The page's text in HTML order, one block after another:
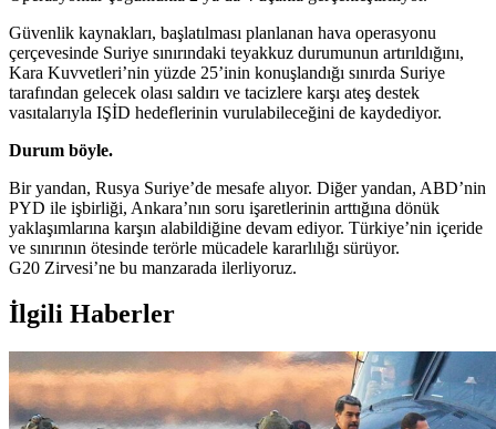
Güvenlik kaynakları, başlatılması planlanan hava operasyonu
çerçevesinde Suriye sınırındaki teyakkuz durumunun artırıldığını,
Kara Kuvvetleri’nin yüzde 25’inin konuşlandığı sınırda Suriye
tarafından gelecek olası saldırı ve tacizlere karşı ateş destek
vasıtalarıyla IŞİD hedeflerinin vurulabileceğini de kaydediyor.
Durum böyle.
Bir yandan, Rusya Suriye’de mesafe alıyor. Diğer yandan, ABD’nin
PYD ile işbirliği, Ankara’nın soru işaretlerinin arttığına dönük
yaklaşımlarına karşın alabildiğine devam ediyor. Türkiye’nin içeride
ve sınırının ötesinde terörle mücadele kararlılığı sürüyor.
G20 Zirvesi’ne bu manzarada ilerliyoruz.
İlgili Haberler